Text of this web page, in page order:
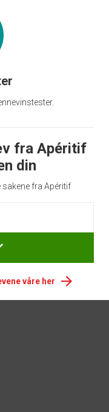
fra Apéritif
din
fra Apéritif
våre her